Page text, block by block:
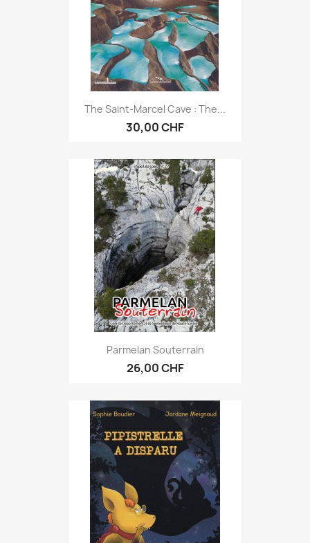
The Saint-Marcel Cave : The...
30,00 CHF
Parmelan Souterrain
26,00 CHF